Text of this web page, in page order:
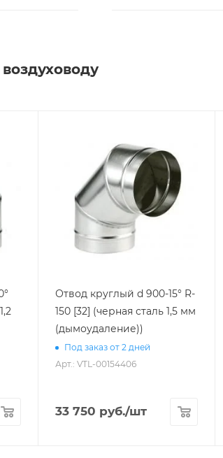
Отвод круглый d 900-15° R-
150 [32] (черная сталь 1,5 мм
(дымоудаление))
Под заказ от 2 дней
Арт.: VTL-00154406
33 750 руб./шт